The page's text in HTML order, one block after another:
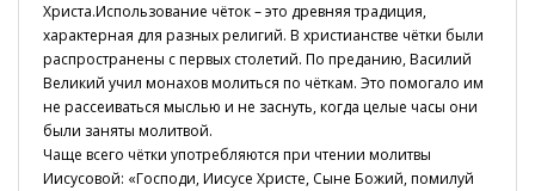
Христа.Использование чёток – это древняя традиция,
характерная для разных религий. В христианстве чётки были
распространены с первых столетий. По преданию, Василий
Великий учил монахов молиться по чёткам. Это помогало им
не рассеиваться мыслью и не заснуть, когда целые часы они
были заняты молитвой.
Чаще всего чётки употребляются при чтении молитвы
Иисусовой: «Господи, Иисусе Христе, Сыне Божий, помилуй